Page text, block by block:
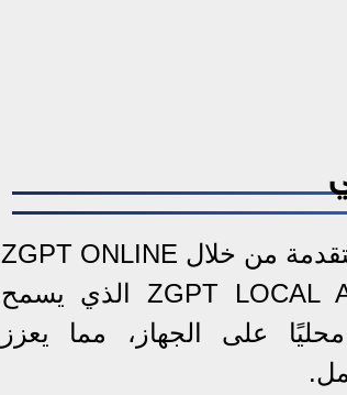
يوفر الجهاز تقنيات ذكاء اصطناعي متقدمة من خلال ZGPT ONLINE
للخدمات السحابية، بالإضافة إلى ZGPT LOCAL AI الذي يسمح
على الجهاز، مما يعزز